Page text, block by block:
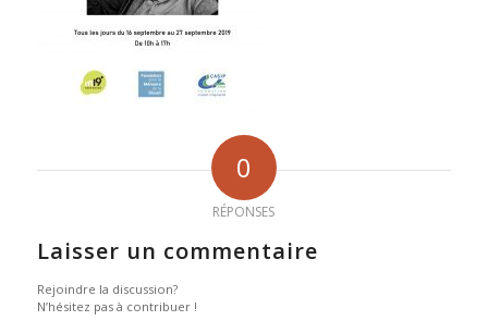
0
RÉPONSES
Laisser un commentaire
Rejoindre la discussion?
N’hésitez pas à contribuer !